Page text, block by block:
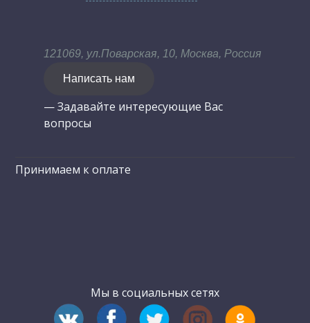
121069, ул.Поварская, 10, Москва, Россия
Написать нам
— Задавайте интересующие Вас
вопросы
Принимаем к оплате
Мы в социальных сетях